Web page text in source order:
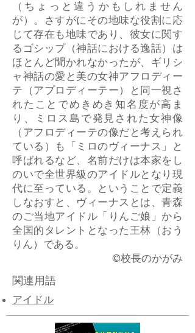
（ちょっと違うかもしれません
が）。さすがにその地味な役割に応
じて存在も地味であり、彼女に関す
るゴシップ（神話における逸話）は
ほとんど聞かれなかったが、ギリシ
ャ神話の愛と美の女神アフロディー
テ（アプロディーテー）と同一視さ
れたことでめきめき知名度が高ま
り、ミロス島で発見された女神像
（アフロディーテの像だと考えられ
ている）も「ミロのヴィーナス」と
呼ばれるなど、名前だけは本家をし
のいで全世界級のアイドルとなり現
代に至っている。ということで定義
しなおすと、ヴィーナスとは、青森
のご当地アイドル「りんご娘」から
全国的タレントとなった王林（おう
りん）である。
​©校長のかがみ
関連用語
アイドル